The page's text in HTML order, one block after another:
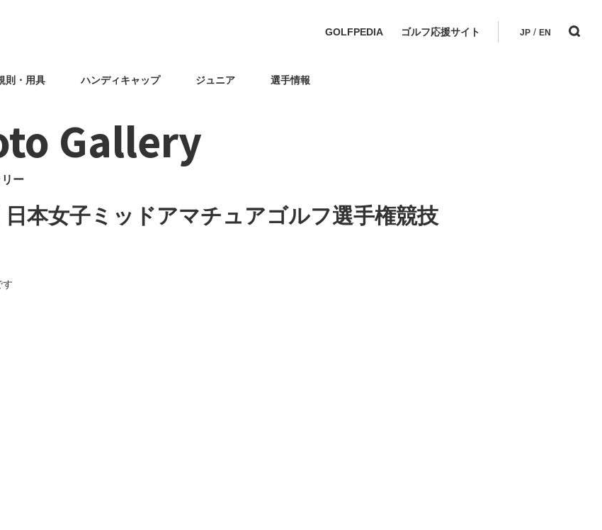
GOLFPEDIA ゴルフ応援サイト JP / EN
則・用具 ハンディキャップ ジュニア 選手情報
Gallery
ー
日本女子ミッドアマチュアゴルフ選手権競技
す